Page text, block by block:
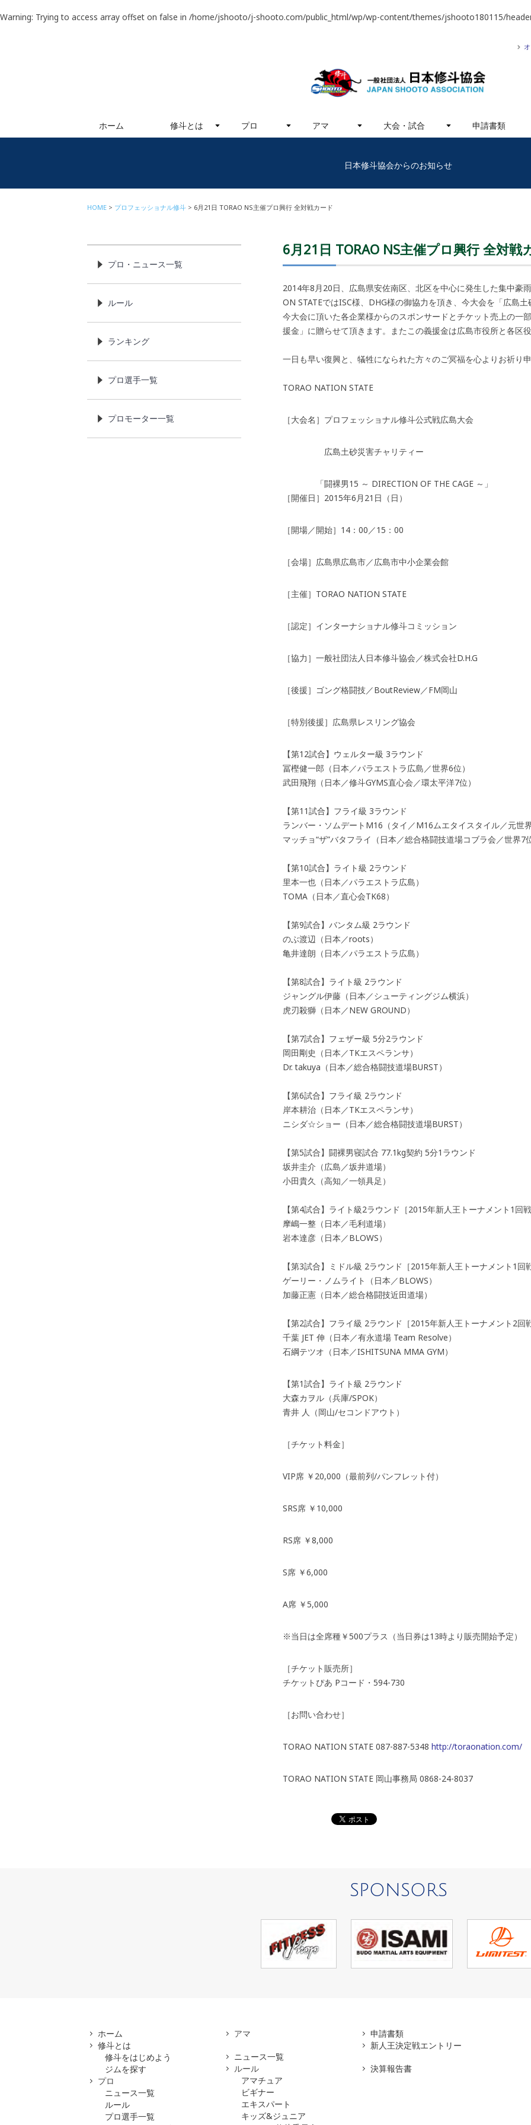
Warning: Trying to access array offset on false in /home/jshooto/j-shooto.com/public_html/wp/wp-content/themes/jshooto180115/
ホーム 修斗とは プロ アマ 大会・試合 申請書類
日本修斗協会からのお知らせ
HOME プロフェッショナル修斗 6月21日 TORAO NS主催プロ興行 全対戦カード
6月21日 TORAO NS主催プロ興行 全対戦
2014年8月20日、広島県安佐南区、北区を中心に発生した集中豪
ON STATEではISC様、DHG様の御協力を頂き、今大会を「広島土
今大会に頂いた各企業様からのスポンサードとチケット売上の一
援金」に贈らせて頂きます。またこの義援金は広島市役所と各区
一日も早い復興と、犠牲になられた方々のご冥福を心よりお祈り申
TORAO NATION STATE
［大会名］プロフェッショナル修斗公式戦広島大会
広島土砂災害チャリティー
「闘裸男15 ～ DIRECTION OF THE CAGE ～」
［開催日］2015年6月21日（日）
［開場／開始］14：00／15：00
［会場］広島県広島市／広島市中小企業会館
［主催］TORAO NATION STATE
［認定］インターナショナル修斗コミッション
［協力］一般社団法人日本修斗協会／株式会社D.H.G
［後援］ゴング格闘技／BoutReview／FM岡山
［特別後援］広島県レスリング協会
【第12試合】ウェルター級 3ラウンド
冨樫健一郎（日本／パラエストラ広島／世界6位）
武田飛翔（日本／修斗GYMS直心会／環太平洋7位）
【第11試合】フライ級 3ラウンド
ランバー・ソムデートM16（タイ／M16ムエタイスタイル／元世界
マッチョ“ザ”バタフライ（日本／総合格闘技道場コブラ会／世界7位
【第10試合】ライト級 2ラウンド
里本一也（日本／パラエストラ広島）
TOMA（日本／直心会TK68）
【第9試合】バンタム級 2ラウンド
のぶ渡辺（日本／roots）
亀井達朗（日本／パラエストラ広島）
【第8試合】ライト級 2ラウンド
ジャングル伊藤（日本／シューティングジム横浜）
虎刃殺獅（日本／NEW GROUND）
【第7試合】フェザー級 5分2ラウンド
岡田剛史（日本／TKエスペランサ）
Dr. takuya（日本／総合格闘技道場BURST）
【第6試合】フライ級 2ラウンド
岸本耕治（日本／TKエスペランサ）
ニシダ☆ショー（日本／総合格闘技道場BURST）
【第5試合】闘裸男寝試合 77.1kg契約 5分1ラウンド
坂井圭介（広島／坂井道場）
小田貴久（高知／一領具足）
【第4試合】ライト級2ラウンド［2015年新人王トーナメント1回戦
摩嶋一整（日本／毛利道場）
岩本達彦（日本／BLOWS）
【第3試合】ミドル級 2ラウンド［2015年新人王トーナメント1回戦
ゲーリー・ノムライト（日本／BLOWS）
加藤正憲（日本／総合格闘技近田道場）
【第2試合】フライ級 2ラウンド［2015年新人王トーナメント2回戦
千葉 JET 伸（日本／有永道場 Team Resolve）
石綱テツオ（日本／ISHITSUNA MMA GYM）
【第1試合】ライト級 2ラウンド
大森カヲル（兵庫/SPOK）
青井 人（岡山/セコンドアウト）
［チケット料金］
VIP席 ￥20,000（最前列/パンフレット付）
SRS席 ￥10,000
RS席 ￥8,000
S席 ￥6,000
A席 ￥5,000
※当日は全席種￥500プラス（当日券は13時より販売開始予定）
［チケット販売所］
チケットぴあ Pコード・594-730
［お問い合わせ］
TORAO NATION STATE 087-887-5348 http://toraonation.com/
TORAO NATION STATE 岡山事務局 0868-24-8037
プロ・ニュース一覧
ルール
ランキング
プロ選手一覧
プロモーター一覧
SPONSORS
ホーム
修斗とは
修斗をはじめよう
ジムを探す
プロ
ニュース一覧
ルール
プロ選手一覧
アマ
ニュース一覧
ルール
アマチュア
ビギナー
エキスパート
キッズ&ジュニア
申請書類
新人王決定戦エントリー
決算報告書